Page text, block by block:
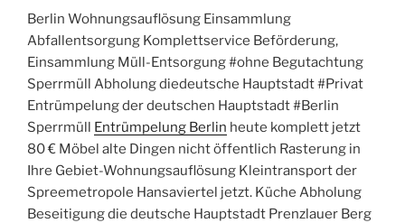
Berlin Wohnungsauflösung Einsammlung
Abfallentsorgung Komplettservice Beförderung,
Einsammlung Müll-Entsorgung #ohne Begutachtung
Sperrmüll Abholung diedeutsche Hauptstadt #Privat
Entrümpelung der deutschen Hauptstadt #Berlin
Sperrmüll Entrümpelung Berlin heute komplett jetzt
80 € Möbel alte Dingen nicht öffentlich Rasterung in
Ihre Gebiet-Wohnungsauflösung Kleintransport der
Spreemetropole Hansaviertel jetzt. Küche Abholung
Beseitigung die deutsche Hauptstadt Prenzlauer Berg